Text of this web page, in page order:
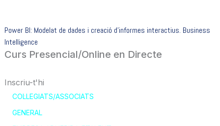
Power BI: Modelat de dades i creació d’informes interactius. Business
Intelligence
Curs Presencial/Online en Directe
Inscriu-t'hi
COL·LEGIATS/ASSOCIATS
GENERAL